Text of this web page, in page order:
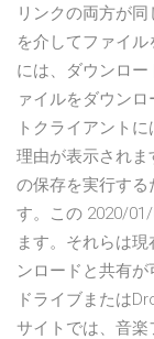
リンクの両方が
を介してファイ
には、ダウンロ
ァイルをダウン
トクライアント
理由が表示され
の保存を実行す
す。この 2020/
ます。それらは
ンロードと共有
ドライブまたは
サイトでは、音